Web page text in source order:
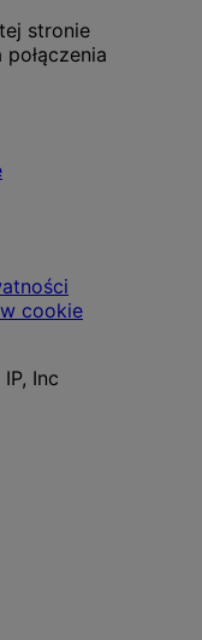
stronie
cookie
Inc